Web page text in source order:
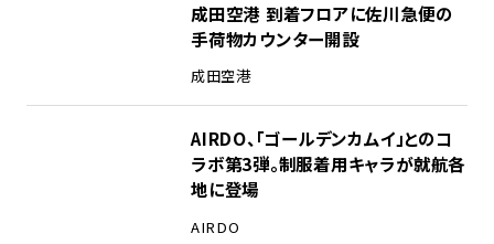
成田空港 到着フロアに佐川急便の
手荷物カウンター開設
成田空港
AIRDO、「ゴールデンカムイ」とのコ
ラボ第3弾。制服着用キャラが就航各
地に登場
AIRDO